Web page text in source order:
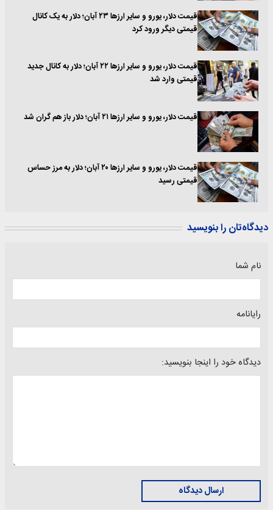
قیمت دلار، یورو و سایر ارزها ۲۳ آبان؛ دلار به یک کانال
قیمتی دیگر ورود کرد
قیمت دلار، یورو و سایر ارزها ۲۲ آبان؛ دلار به کانال جدید
قیمتی وارد شد
قیمت دلار، یورو و سایر ارزها ۲۱ آبان؛ دلار باز هم گران شد
قیمت دلار، یورو و سایر ارزها ۲۰ آبان؛ دلار به مرز حساس
قیمتی رسید
دیدگاه‌تان را بنویسید
نام شما
رایانامه
دیدگاه خود را اینجا بنویسید:
ارسال دیدگاه